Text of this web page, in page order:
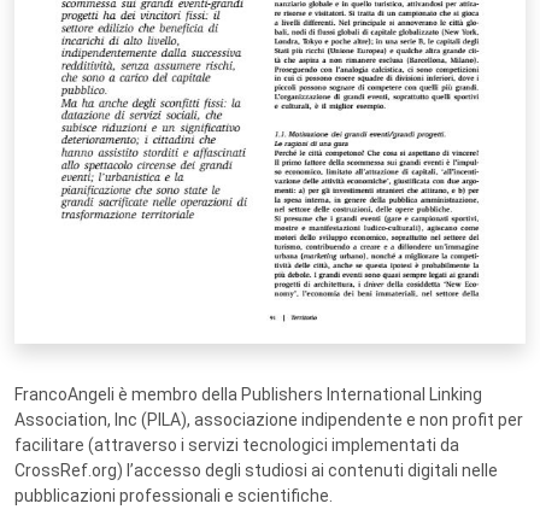
FrancoAngeli è membro della Publishers International Linking
Association, Inc (PILA), associazione indipendente e non profit per
facilitare (attraverso i servizi tecnologici implementati da
CrossRef.org) l’accesso degli studiosi ai contenuti digitali nelle
pubblicazioni professionali e scientifiche.